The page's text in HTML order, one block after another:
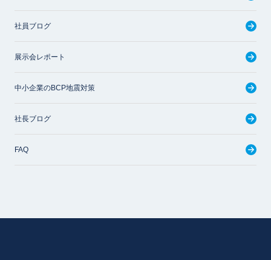
社員ブログ
展示会レポート
中小企業のBCP地震対策
社長ブログ
FAQ